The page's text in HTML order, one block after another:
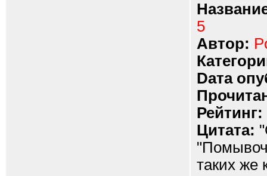
5
Автор:
Dата
Рейтинг:
Цитата:
таких же